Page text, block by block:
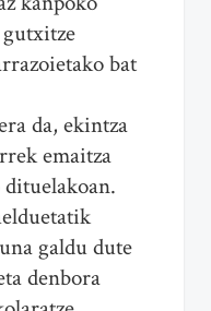
bat
da, ekintza
emaitza
galdu dute
denbora